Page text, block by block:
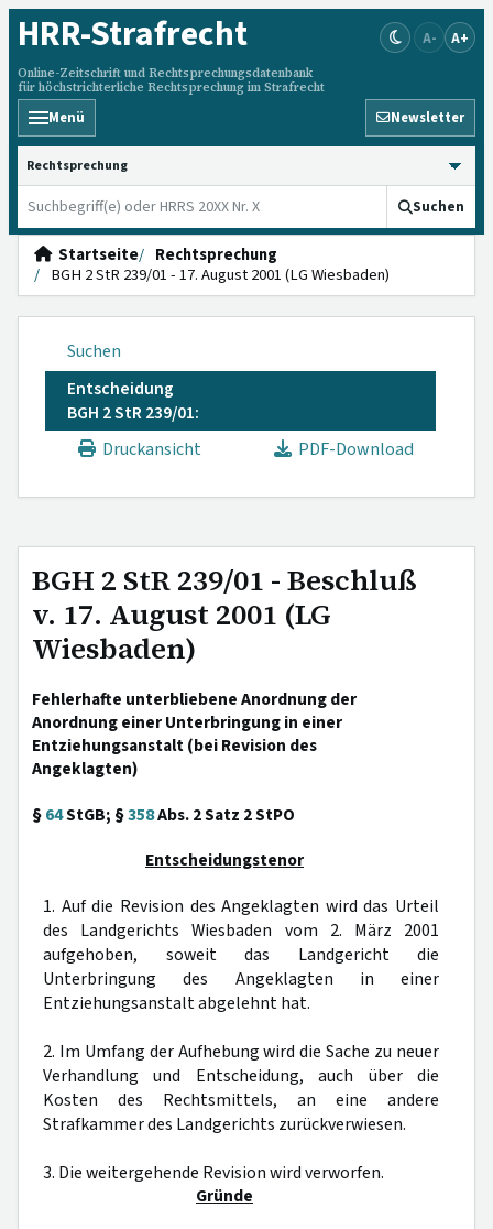
HRR-Strafrecht
Online-Zeitschrift und Rechtsprechungsdatenbank
für höchstrichterliche Rechtsprechung im Strafrecht
A- A+
Menü Newsletter
HRRS durchsuchen
Suchen
Startseite
Rechtsprechung
BGH 2 StR 239/01 - 17. August 2001 (LG Wiesbaden)
Suchen
Entscheidung
BGH 2 StR 239/01:
Druckansicht
PDF-Download
BGH 2 StR 239/01 - Beschluß
v. 17. August 2001 (LG
Wiesbaden)
Fehlerhafte unterbliebene Anordnung der
Anordnung einer Unterbringung in einer
Entziehungsanstalt (bei Revision des
Angeklagten)
§64StGB; §358Abs. 2 Satz 2 StPO
Entscheidungstenor
1. Auf die Revision des Angeklagten wird das Urteil
des Landgerichts Wiesbaden vom 2. März 2001
aufgehoben, soweit das Landgericht die
Unterbringung des Angeklagten in einer
Entziehungsanstalt abgelehnt hat.
2. Im Umfang der Aufhebung wird die Sache zu neuer
Verhandlung und Entscheidung, auch über die
Kosten des Rechtsmittels, an eine andere
Strafkammer des Landgerichts zurückverwiesen.
3. Die weitergehende Revision wird verworfen.
Gründe